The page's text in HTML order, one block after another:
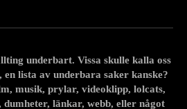
underbart. Vissa skulle kalla oss
lista av underbara saker kanske?
musik, prylar, videoklipp, lolcats,
länkar, webb, eller något